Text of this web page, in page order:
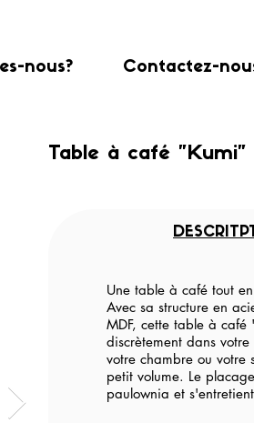
nous? Contactez-
Table à café
Une table à café tout
Avec sa structure en
MDF, cette table à
discrètement dans
votre chambre ou votre
petit volume. Le
paulownia et